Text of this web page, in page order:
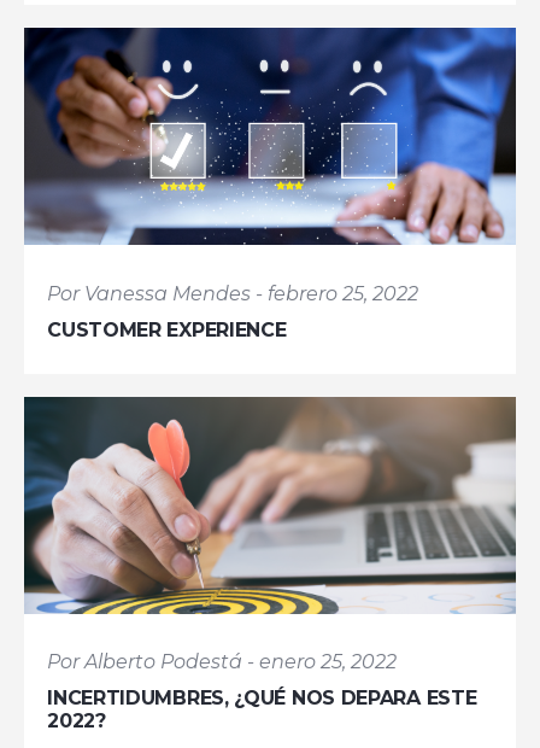
Por Vanessa Mendes - febrero 25, 2022
CUSTOMER EXPERIENCE
Por Alberto Podestá - enero 25, 2022
INCERTIDUMBRES, ¿QUÉ NOS DEPARA ESTE
2022?